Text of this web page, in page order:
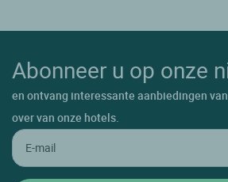
Abonneer u op onze
en ontvang interessante aanbiedingen
over van onze hotels.